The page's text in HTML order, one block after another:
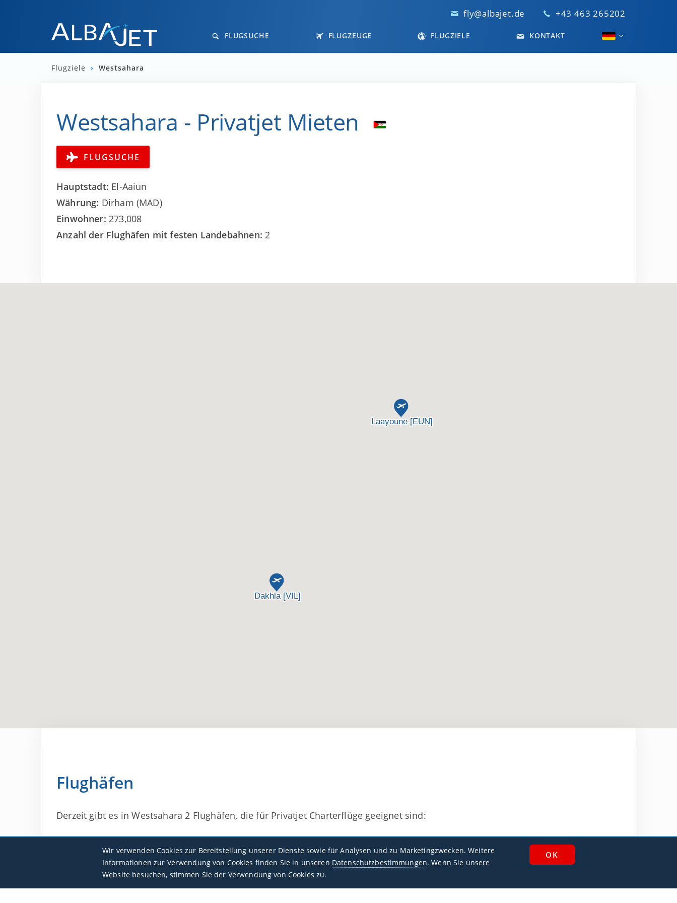
fly@albajet.de +43 463 265202
FLUGSUCHE FLUGZEUGE FLUGZIELE KONTAKT
Flugziele › Westsahara
Westsahara - Privatjet Mieten
FLUGSUCHE
Hauptstadt: El-Aaiun
Währung: Dirham (MAD)
Einwohner: 273,008
Anzahl der Flughäfen mit festen Landebahnen:2
Flughäfen
Derzeit gibt es in Westsahara 2 Flughäfen, die für Privatjet Charterflüge geeignet sind:
Dakhla Intl
GMMH / VIL
Hassan I
GMML / EUN
Wir verwenden Cookies zur Bereitstellung unserer Dienste sowie für Analysen und zu Marketingzwecken. Weitere
Informationen zur Verwendung von Cookies finden Sie in unseren Datenschutzbestimmungen. Wenn Sie unsere
Website besuchen, stimmen Sie der Verwendung von Cookies zu.